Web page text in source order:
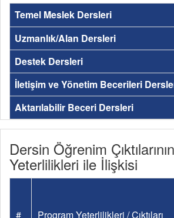
Temel Meslek Dersleri
Uzmanlık/Alan Dersleri
Destek Dersleri
İletişim ve Yönetim Becerileri
Aktarılabilir Beceri Dersleri
Dersin Öğrenim
Yeterlilikleri ile İlişkisi
# Program Yeterlilikleri / Çıktıları